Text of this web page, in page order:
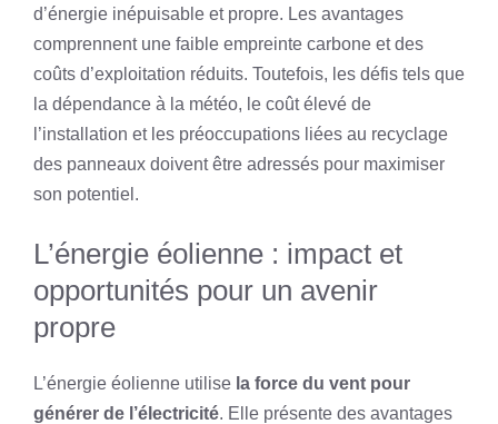
d’énergie inépuisable et propre. Les avantages
comprennent une faible empreinte carbone et des
coûts d’exploitation réduits. Toutefois, les défis tels que
la dépendance à la météo, le coût élevé de
l’installation et les préoccupations liées au recyclage
des panneaux doivent être adressés pour maximiser
son potentiel.
L’énergie éolienne : impact et
opportunités pour un avenir
propre
L’énergie éolienne utilise la force du vent pour
générer de l’électricité. Elle présente des avantages